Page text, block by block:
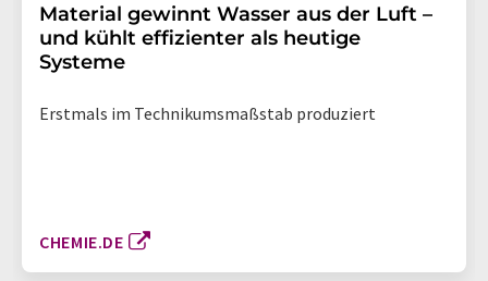
Material gewinnt Wasser aus der Luft –
und kühlt effizienter als heutige
Systeme
Erstmals im Technikumsmaßstab produziert
CHEMIE.DE